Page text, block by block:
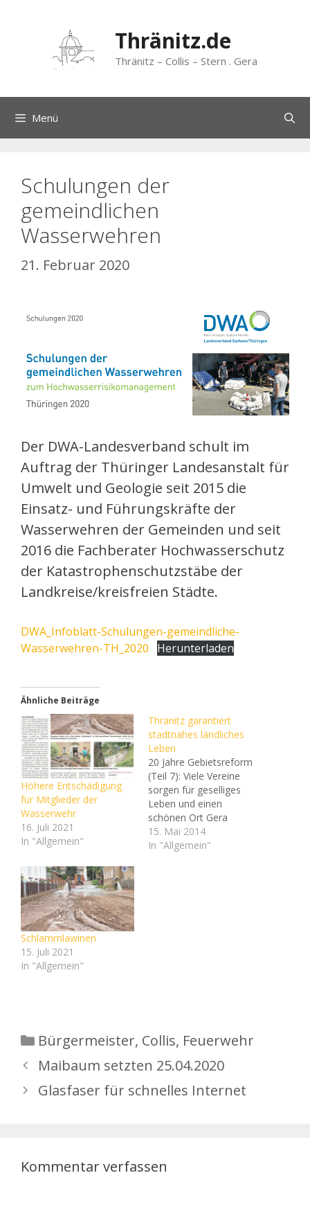
springen
Thränitz.de
Thränitz – Collis – Stern . Gera
Menü
Schulungen der
gemeindlichen
Wasserwehren
21. Februar 2020
Der DWA-Landesverband schult im
Auftrag der Thüringer Landesanstalt für
Umwelt und Geologie seit 2015 die
Einsatz- und Führungskräfte der
Wasserwehren der Gemeinden und seit
2016 die Fachberater Hochwasserschutz
der Katastrophenschutzstäbe der
Landkreise/kreisfreien Städte.
DWA_Infoblatt-Schulungen-gemeindliche-
Wasserwehren-TH_2020
Herunterladen
Ähnliche Beiträge
Höhere Entschädigung
für Mitglieder der
Wasserwehr
16. Juli 2021
In "Allgemein"
Thränitz garantiert
stadtnahes ländliches
Leben
20 Jahre Gebietsreform
(Teil 7): Viele Vereine
sorgen für geselliges
Leben und einen
schönen Ort Gera
Thränitz bildet mit dem
Dorf Collis und der
15. Mai 2014
In "Allgemein"
Schlammlawinen
15. Juli 2021
In "Allgemein"
Kategorien
Bürgermeister, Collis, Feuerwehr
Maibaum setzten 25.04.2020
Glasfaser für schnelles Internet
Kommentar verfassen